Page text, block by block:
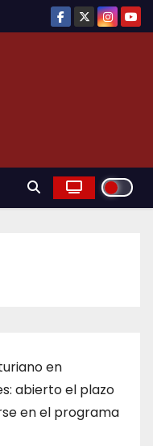
en
abierto el plazo
en el programa